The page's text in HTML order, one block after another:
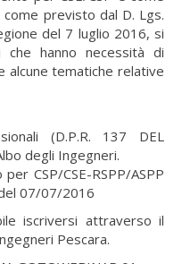
come previsto dal D. Lgs.
del 7 luglio 2016, si
che hanno necessità di
alcune tematiche relative
(D.P.R. 137 DEL
degli Ingegneri.
CSP/CSE-RSPP/ASPP
07/07/2016
iscriversi attraverso il
Pescara.